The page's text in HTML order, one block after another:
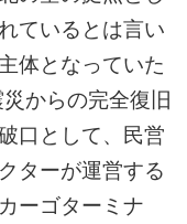
ているとは言い
体となっていた
からの完全復旧
口として、民営
ターが運営する
ーゴターミナ